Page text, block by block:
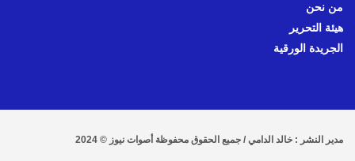
من نحن
هيئة التحرير
الجريدة الورقية
مدير النشر : خالد الدامي / جميع الحقوق محفوظة أصوات نيوز © 2024